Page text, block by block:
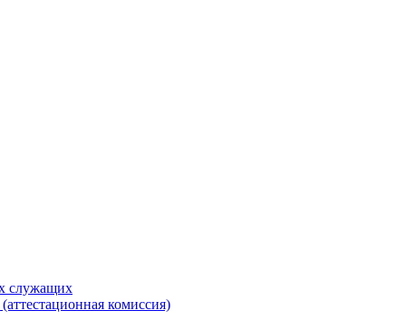
служащих
комиссия)